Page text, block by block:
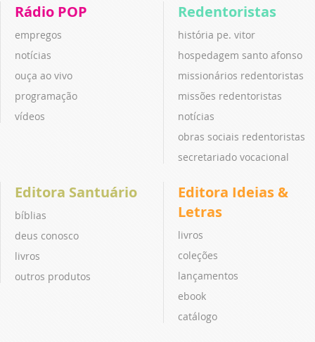
Rádio POP
empregos
notícias
ouça ao vivo
programação
vídeos
Redentoristas
história pe. vitor
hospedagem santo afonso
missionários redentoristas
missões redentoristas
notícias
obras sociais redentoristas
secretariado vocacional
Editora Santuário
bíblias
deus conosco
livros
outros produtos
Editora Ideias &
Letras
livros
coleções
lançamentos
ebook
catálogo